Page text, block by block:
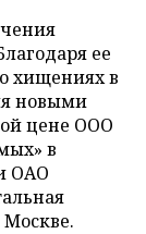
ее
хищениях в
новыми
цене ООО
в
ОАО